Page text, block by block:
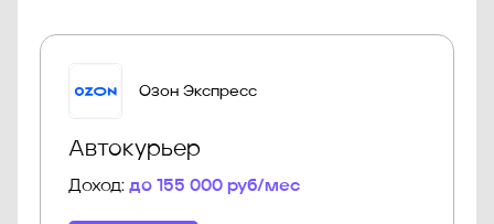
Озон Экспресс
Автокурьер
Доход: до 155 000 руб/мес